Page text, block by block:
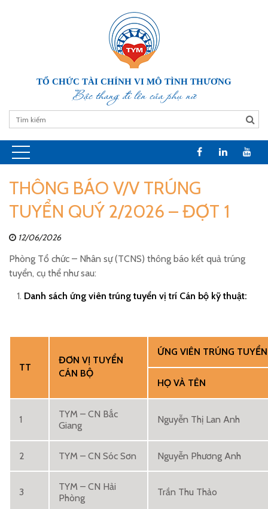
TỔ CHỨC TÀI CHÍNH VI MÔ TÌNH THƯƠNG
Bậc thang đi lên của phụ nữ
THÔNG BÁO V/V TRÚNG
TUYỂN QUÝ 2/2026 – ĐỢT 1
12/06/2026
Phòng Tổ chức – Nhân sự (TCNS) thông báo kết quả trúng
tuyển, cụ thể như sau:
Danh sách ứng viên trúng tuyển vị trí Cán bộ kỹ thuật:
TT
ĐƠN VỊ TUYỂN
CÁN BỘ
ỨNG VIÊN TRÚNG TUYỂN
HỌ VÀ TÊN
1
TYM – CN Bắc
Giang
Nguyễn Thị Lan Anh
2 TYM – CN Sóc Sơn Nguyễn Phương Anh
3
TYM – CN Hải
Phòng
Trần Thu Thảo